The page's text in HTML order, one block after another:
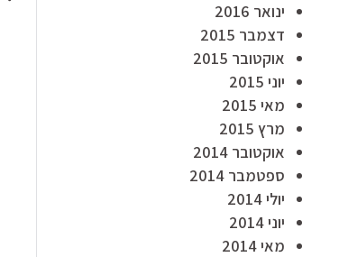
ינואר 2016
דצמבר 2015
אוקטובר 2015
יוני 2015
מאי 2015
מרץ 2015
אוקטובר 2014
ספטמבר 2014
יולי 2014
יוני 2014
מאי 2014